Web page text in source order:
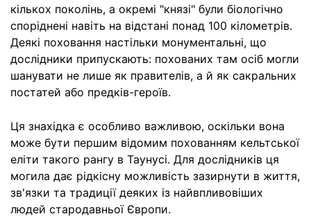
кількох поколінь, а окремі "князі" були біологічно
споріднені навіть на відстані понад 100 кілометрів.
Деякі поховання настільки монументальні, що
дослідники припускають: похованих там осіб могли
шанувати не лише як правителів, а й як сакральних
постатей або предків-героїв.
Ця знахідка є особливо важливою, оскільки вона
може бути першим відомим похованням кельтської
еліти такого рангу в Таунусі. Для дослідників ця
могила дає рідкісну можливість зазирнути в життя,
зв'язки та традиції деяких із найвпливовіших
людей стародавньої Європи.